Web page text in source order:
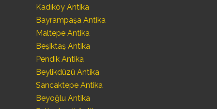
Kadıköy Antika
Bayrampaşa Antika
Maltepe Antika
Beşiktaş Antika
Pendik Antika
Beylikdüzü Antika
Sancaktepe Antika
Beyoğlu Antika